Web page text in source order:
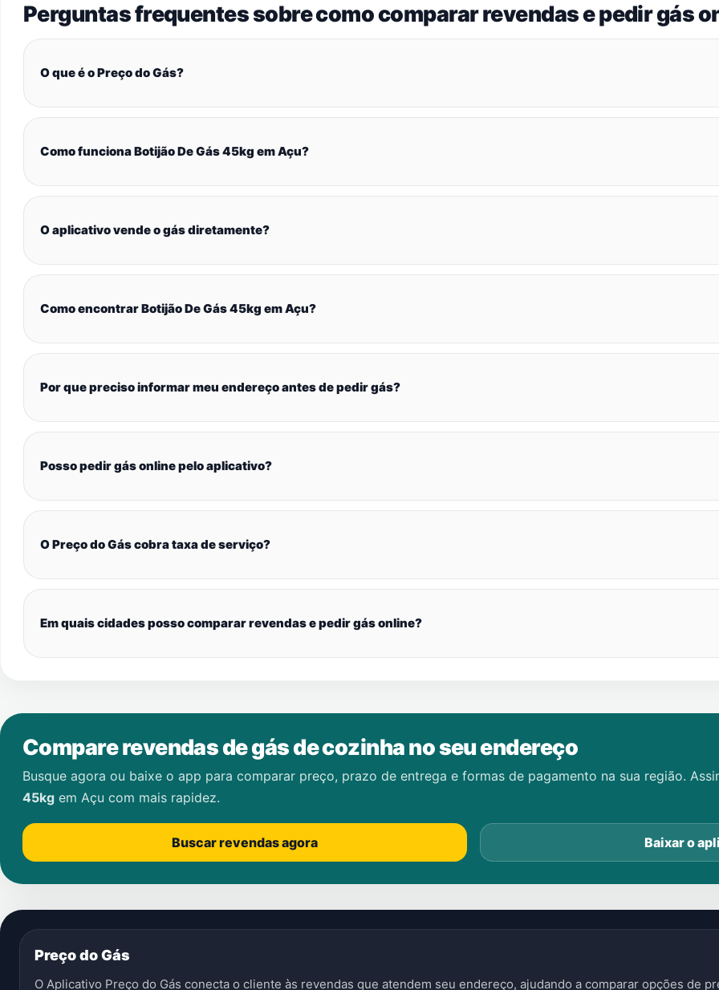
Perguntas frequentes sobre como comparar revendas e pedir gás
O que é o Preço do Gás?
Como funciona Botijão De Gás 45kg em Açu?
O aplicativo vende o gás diretamente?
Como encontrar Botijão De Gás 45kg em Açu?
Por que preciso informar meu endereço antes de pedir gás?
Posso pedir gás online pelo aplicativo?
O Preço do Gás cobra taxa de serviço?
Em quais cidades posso comparar revendas e pedir gás online?
Compare revendas de gás de cozinha no seu endereço
Busque agora ou baixe o app para comparar preço, prazo de entrega e formas de pagamento na sua região.
45kg em Açu com mais rapidez.
Buscar revendas agora Baixar o
Preço do Gás
O Aplicativo Preço do Gás conecta o cliente às revendas que atendem seu endereço, ajudando a comparar opções de